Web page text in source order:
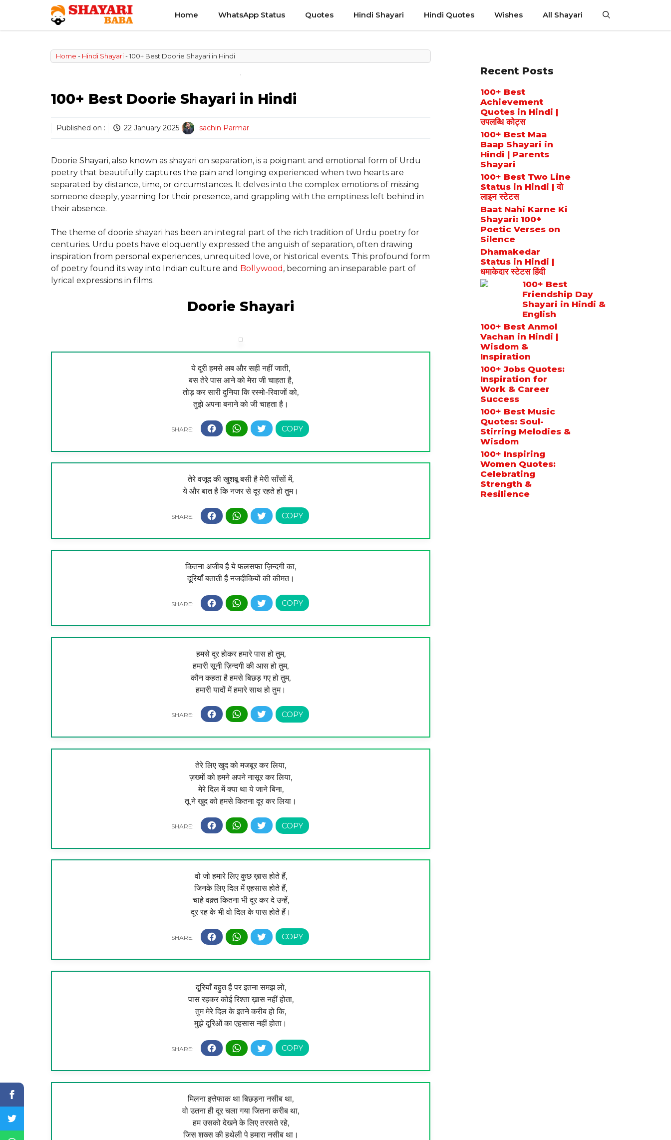
content
Home WhatsApp Status Quotes Hindi Shayari Hindi Quotes Wishes All Shayari
Home - Hindi Shayari-100+ Best Doorie Shayari in Hindi
100+ Best Doorie Shayari in Hindi
Published on : 22 January 2025 sachin Parmar
Doorie Shayari, also known as shayari on separation, is a poignant and emotional form of Urdu
poetry that beautifully captures the pain and longing experienced when two hearts are
separated by distance, time, or circumstances. It delves into the complex emotions of missing
someone deeply, yearning for their presence, and grappling with the emptiness left behind in
their absence.
The theme of doorie shayari has been an integral part of the rich tradition of Urdu poetry for
centuries. Urdu poets have eloquently expressed the anguish of separation, often drawing
inspiration from personal experiences, unrequited love, or historical events. This profound form
of poetry found its way into Indian culture and Bollywood , becoming an inseparable part of
lyrical expressions in films.
Doorie Shayari
ये दूरी हमसे अब और सही नहीं जाती,
बस तेरे पास आने को मेरा जी चाहता है,
तोड़ कर सारी दुनिया कि रस्मो-रिवाजों को,
तुझे अपना बनाने को जी चाहता है।
तेरे वजूद की खुशबू बसी है मेरी साँसों में,
ये और बात है कि नजर से दूर रहते हो तुम।
कितना अजीब है ये फलसफा ज़िन्दगी का,
दूरियाँ बताती हैं नजदीकियों की कीमत।
हमसे दूर होकर हमारे पास हो तुम,
हमारी सूनी ज़िन्दगी की आस हो तुम,
कौन कहता है हमसे बिछड़ गए हो तुम,
हमारी यादों में हमारे साथ हो तुम।
तेरे लिए खुद को मजबूर कर लिया,
ज़ख्मों को हमने अपने नासूर कर लिया,
मेरे दिल में क्या था ये जाने बिना,
तू ने खुद को हमसे कितना दूर कर लिया।
वो जो हमारे लिए कुछ ख़ास होते हैं,
जिनके लिए दिल में एहसास होते हैं,
चाहे वक़्त कितना भी दूर कर दे उन्हें,
दूर रह के भी वो दिल के पास होते हैं।
दूरियाँ बहुत हैं पर इतना समझ लो,
पास रहकर कोई रिश्ता ख़ास नहीं होता,
तुम मेरे दिल के इतने करीब हो कि,
मुझे दूरिओं का एहसास नहीं होता।
मिलना इत्तेफाक था बिछड़ना नसीब था,
वो उतना ही दूर चला गया जितना करीब था,
हम उसको देखने के लिए तरसते रहे,
जिस शख्स की हथेली पे हमारा नसीब था।
Recent Posts
100+ Best
Achievement
Quotes in Hindi |
उपलब्धि कोट्स
100+ Best Maa
Baap Shayari in
Hindi | Parents
Shayari
100+ Best Two Line
Status in Hindi | दो
लाइन स्टेटस
Baat Nahi Karne Ki
Shayari: 100+
Poetic Verses on
Silence
Dhamakedar
Status in Hindi |
धमाकेदार स्टेटस हिंदी
100+ Best
Friendship Day
Shayari in Hindi &
English
100+ Best Anmol
Vachan in Hindi |
Wisdom &
Inspiration
100+ Jobs Quotes:
Inspiration for
Work & Career
Success
100+ Best Music
Quotes: Soul-
Stirring Melodies &
Wisdom
100+ Inspiring
Women Quotes:
Celebrating
Strength &
Resilience